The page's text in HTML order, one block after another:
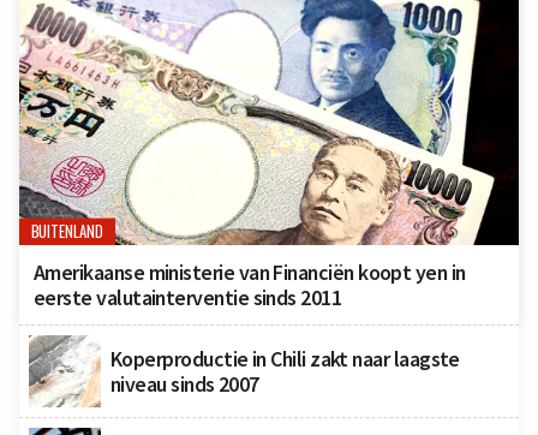
BUITENLAND
Amerikaanse ministerie van Financiën koopt yen in
eerste valutainterventie sinds 2011
Koperproductie in Chili zakt naar laagste
niveau sinds 2007